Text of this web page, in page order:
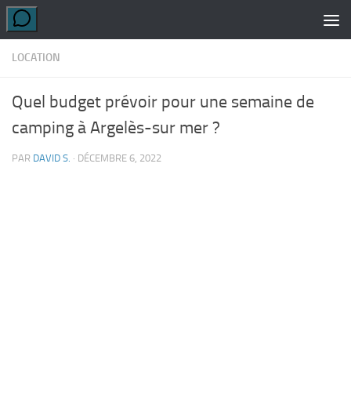
Skip to content
LOCATION
Quel budget prévoir pour une semaine de
camping à Argelès-sur mer ?
PAR DAVID S. · DÉCEMBRE 6, 2022